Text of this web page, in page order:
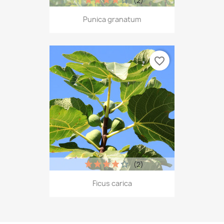
Punica granatum
Ficus carica
(2)
favorite_border